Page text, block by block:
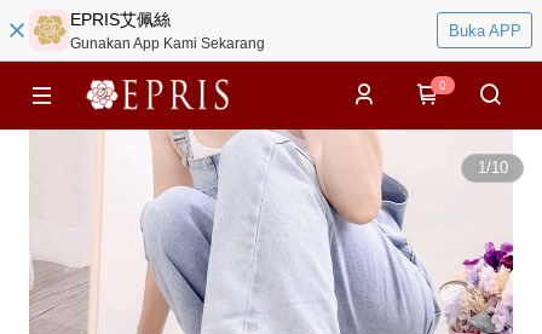
EPRIS艾佩絲
Gunakan App Kami Sekarang
Buka APP
0
1/10